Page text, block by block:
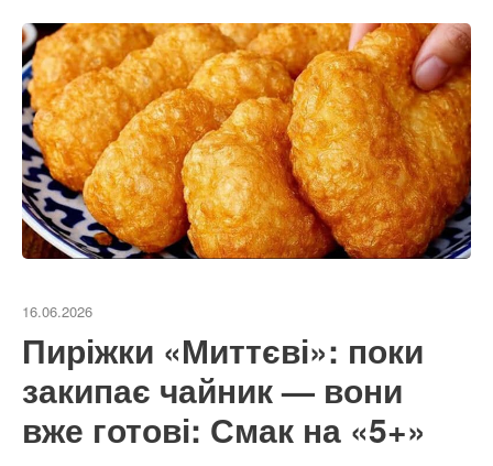
16.06.2026
Пиріжки «Миттєві»: поки
закипає чайник — вони
вже готові: Смак на «5+»